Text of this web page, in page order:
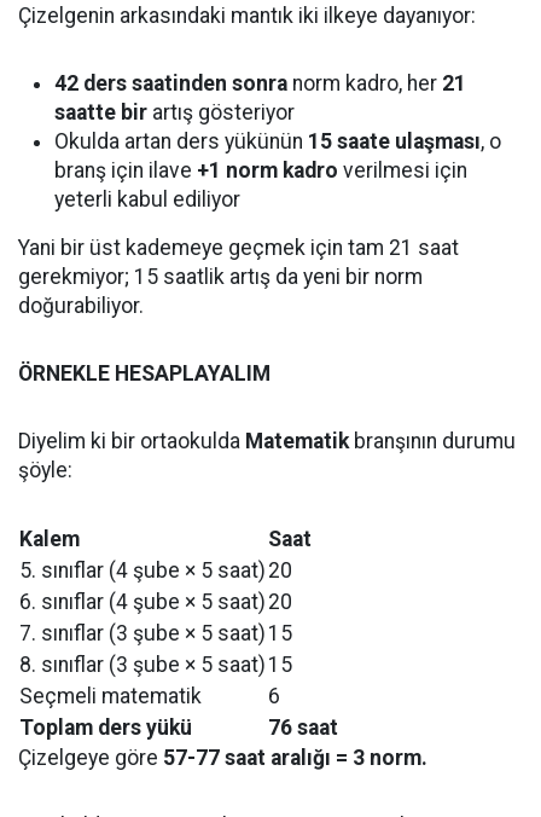
Çizelgenin arkasındaki mantık iki ilkeye dayanıyor:
42 ders saatinden sonra norm kadro, her 21
saatte bir artış gösteriyor
Okulda artan ders yükünün 15 saate ulaşması, o
branş için ilave +1 norm kadro verilmesi için
yeterli kabul ediliyor
Yani bir üst kademeye geçmek için tam 21 saat
gerekmiyor; 15 saatlik artış da yeni bir norm
doğurabiliyor.
ÖRNEKLE HESAPLAYALIM
Diyelim ki bir ortaokulda Matematikbranşının durumu
şöyle:
Kalem
Saat
5. sınıflar (4 şube × 5 saat) 20
6. sınıflar (4 şube × 5 saat) 20
7. sınıflar (3 şube × 5 saat) 15
8. sınıflar (3 şube × 5 saat) 15
Seçmeli matematik
6
Toplam ders yükü
76 saat
Çizelgeye göre 57-77 saat aralığı = 3 norm.